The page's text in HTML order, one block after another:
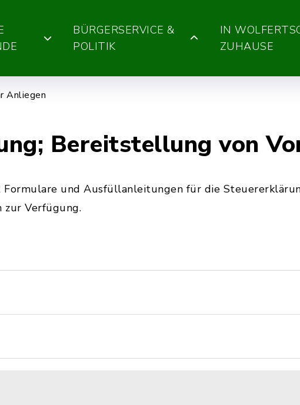
BÜRGERSERVICE &
POLITIK
IN
ZUHAUSE
Anliegen
Bereitstellung von
und Ausfüllanleitungen für die
zur Verfügung.